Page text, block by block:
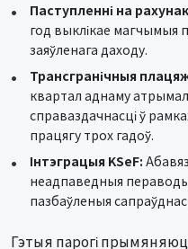
Паступленні на
год выклікае магчымыя
заяўленага даходу.
Трансгранічныя
квартал аднаму
справаздачнасці ў
працягу трох гадоў.
Інтэграцыя KSeF:
неадпаведныя
пазбаўленыя
Гэтыя парогі